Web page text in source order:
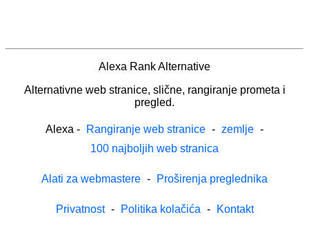
Alexa Rank Alternative
Alternativne web stranice, slične, rangiranje prometa i
pregled.
Alexa - Rangiranje web stranice - zemlje -
100 najboljih web stranica
Alati za webmastere - Proširenja preglednika
Privatnost - Politika kolačića - Kontakt